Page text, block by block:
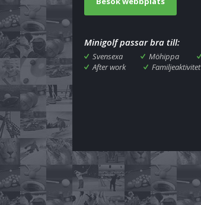
Minigolf passar bra till:
Svensexa Möhippa
After work
Familjeaktivitet